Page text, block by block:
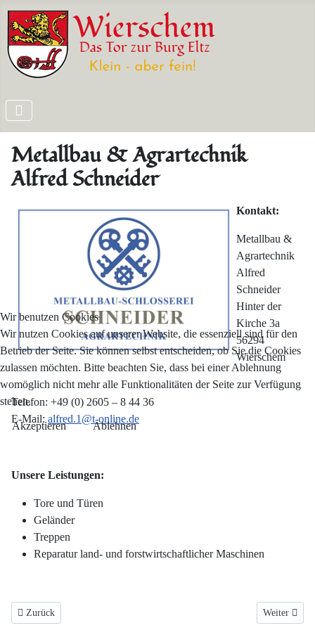
Metallbau & Agrartechnik
Alfred Schneider
Kontakt:
Metallbau &
Agrartechnik
Alfred
Schneider
Hinter der
Kirche 3a
56294
Wierschem
Telefon: +49 (0) 2605 – 8 44 36
E-Mail: alfred.1@t-online.de
Unsere Leistungen:
Tore und Türen
Geländer
Treppen
Reparatur land- und forstwirtschaftlicher Maschinen
Vorheriger Beitrag: Landhaus vor Burg Eltz
Zurück Nächster
Weiter
Wir benutzen Cookies
Wir nutzen Cookies auf unserer Website, die essenziell sind für den
Betrieb der Seite. Sie können selbst entscheiden, ob Sie die Cookies
zulassen möchten. Bitte beachten Sie, dass bei einer Ablehnung
womöglich nicht mehr alle Funktionalitäten der Seite zur Verfügung
stehen.
Akzeptieren Ablehnen